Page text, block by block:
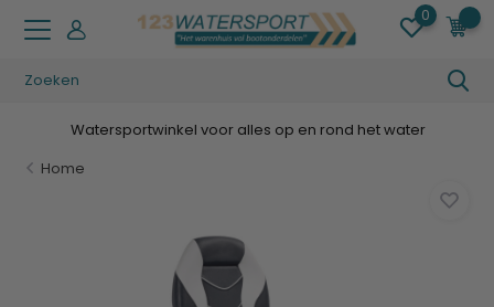
0
Watersportwinkel voor alles op en rond het water
Home